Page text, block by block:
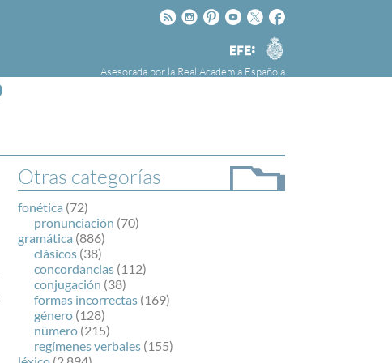
Facebook
Twitter
Youtube
Pinteres
Instagram
Rss
Agencia
EFE
Asesorada por la Real Academia Española
la Agencia Efe y la Real Academia Española,
cuyo objetivo es colaborar con el buen uso del
español en los medios de comunicación y en
Internet.
Otras categorías
fonética (72)
pronunciación (70)
gramática (886)
clásicos (38)
concordancias (112)
conjugación (38)
formas incorrectas (169)
género (128)
número (215)
regímenes verbales (155)